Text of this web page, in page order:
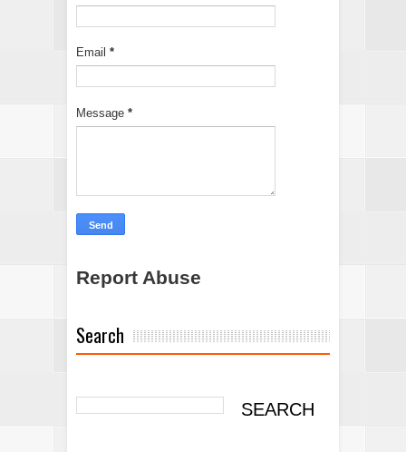
Email *
Message *
Report Abuse
Search